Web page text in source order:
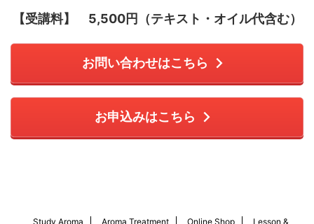
【受講料】 5,500円（テキスト・オイル代含む）
お問い合わせはこちら
お申込みはこちら
Study Aroma Aroma Treatment Online Shop Lesson &